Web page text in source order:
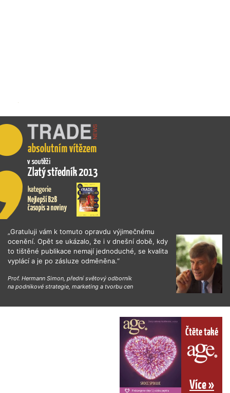
„Gratuluji vám k tomuto opravdu výjimečnému
ocenění. Opět se ukázalo, že i v dnešní době, kdy
to tištěné publikace nemají jednoduché, se kvalita
vyplácí a je po zásluze odměněna.“
Prof. Hermann Simon, přední světový odborník
na podnikové strategie, marketing a tvorbu cen
Čtěte také
Více »